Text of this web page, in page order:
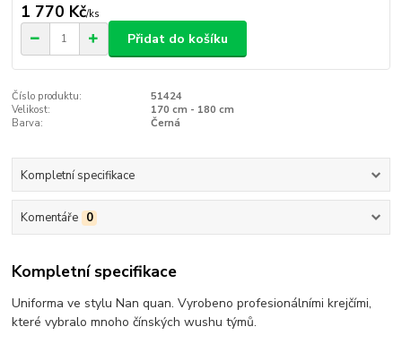
1 770 Kč/ks
Přidat do košíku
Číslo produktu:
51424
Velikost:
170 cm - 180 cm
Barva:
Černá
Kompletní specifikace
Komentáře 0
Kompletní specifikace
Uniforma ve stylu Nan quan. Vyrobeno profesionálními krejčími,
které vybralo mnoho čínských wushu týmů.